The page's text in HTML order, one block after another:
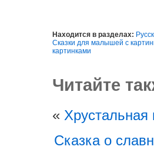
Находится в разделах:
Сказки для малышей с
картинками
Читайте
« Хрустальная
Сказка о